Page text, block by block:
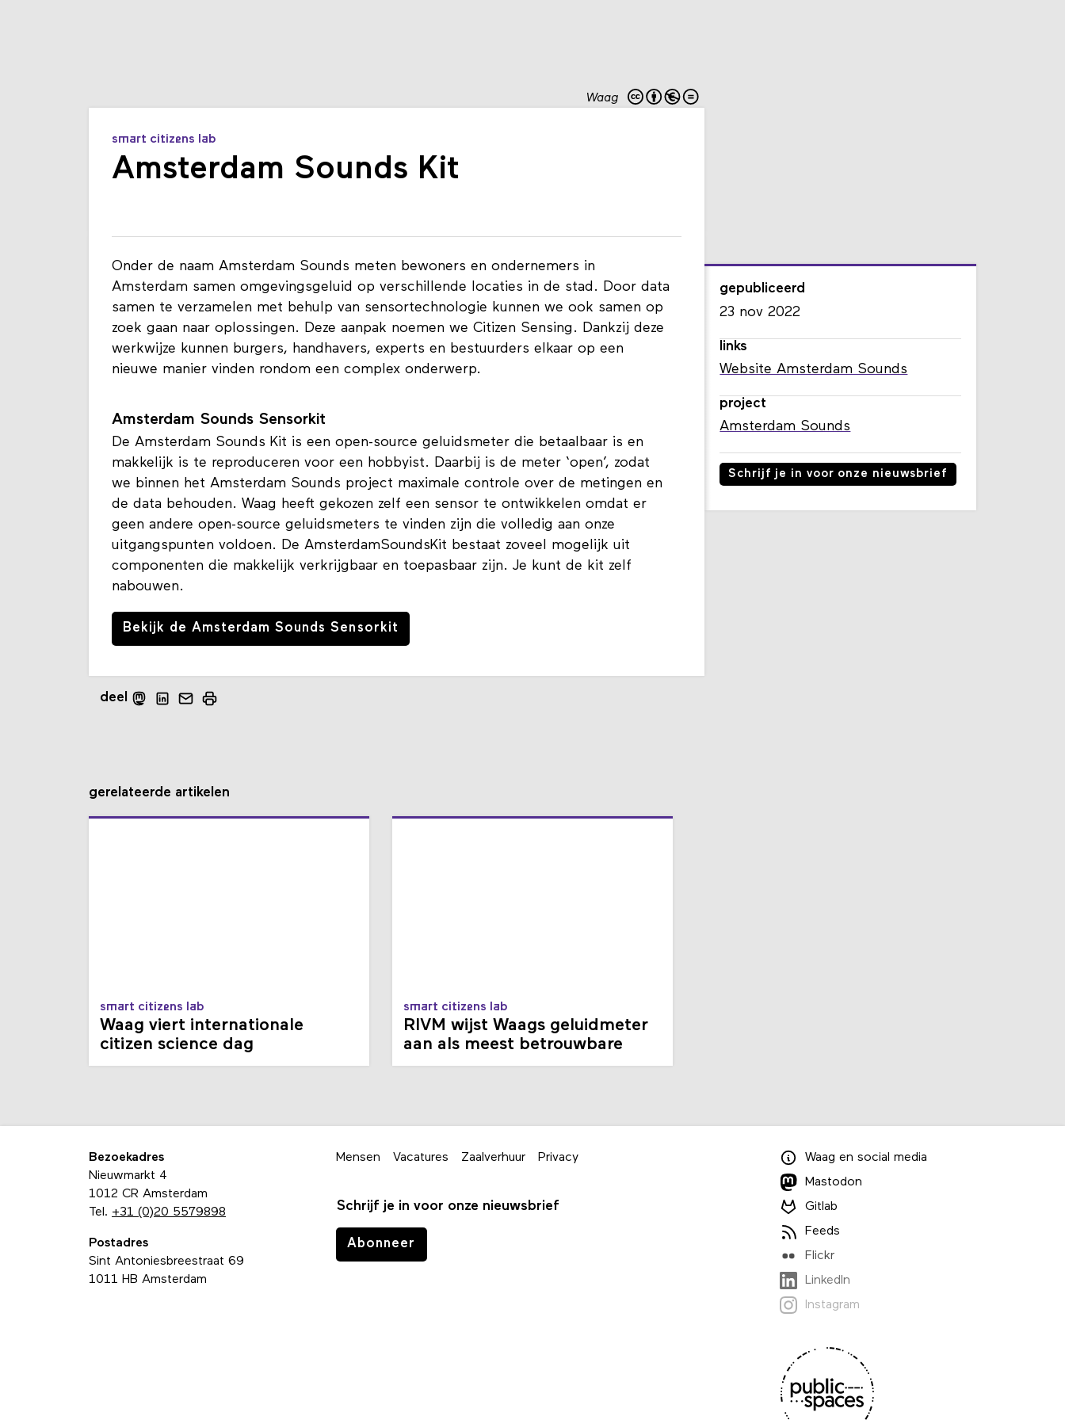
Waag
smart citizens lab
Amsterdam Sounds Kit
Onder de naam Amsterdam Sounds meten bewoners en ondernemers in
Amsterdam samen omgevingsgeluid op verschillende locaties in de stad. Door data
samen te verzamelen met behulp van sensortechnologie kunnen we ook samen op
zoek gaan naar oplossingen. Deze aanpak noemen we Citizen Sensing. Dankzij deze
werkwijze kunnen burgers, handhavers, experts en bestuurders elkaar op een
nieuwe manier vinden rondom een complex onderwerp.
Amsterdam Sounds Sensorkit
De Amsterdam Sounds Kit is een open-source geluidsmeter die betaalbaar is en
makkelijk is te reproduceren voor een hobbyist. Daarbij is de meter ‘open’, zodat
we binnen het Amsterdam Sounds project maximale controle over de metingen en
de data behouden. Waag heeft gekozen zelf een sensor te ontwikkelen omdat er
geen andere open-source geluidsmeters te vinden zijn die volledig aan onze
uitgangspunten voldoen. De AmsterdamSoundsKit bestaat zoveel mogelijk uit
componenten die makkelijk verkrijgbaar en toepasbaar zijn. Je kunt de kit zelf
nabouwen.
Bekijk de Amsterdam Sounds Sensorkit
gepubliceerd
23 nov 2022
links
Website Amsterdam Sounds
project
Amsterdam Sounds
Schrijf je in voor onze nieuwsbrief
deel
gerelateerde artikelen
smart citizens lab
Waag viert internationale
citizen science dag
smart citizens lab
RIVM wijst Waags geluidmeter
aan als meest betrouwbare
Bezoekadres
Nieuwmarkt 4
1012 CR Amsterdam
Tel. +31 (0)20 5579898
Postadres
Sint Antoniesbreestraat 69
1011 HB Amsterdam
Mensen Vacatures Zaalverhuur Privacy
Schrijf je in voor onze nieuwsbrief
Abonneer
Waag en social media
Mastodon
Gitlab
Feeds
Flickr
LinkedIn
Instagram